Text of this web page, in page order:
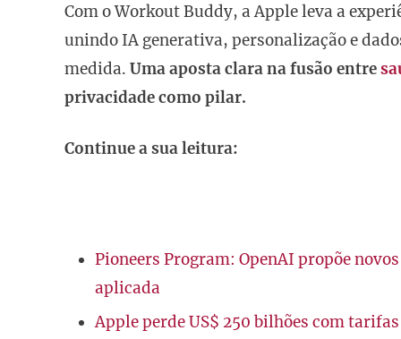
Com o Workout Buddy, a Apple leva a
unindo IA generativa, personalização e
medida. Uma aposta clara na fusão entre
privacidade como pilar.
Continue a sua leitura:
Pioneers Program: OpenAI propõe
aplicada
Apple perde US$ 250 bilhões com